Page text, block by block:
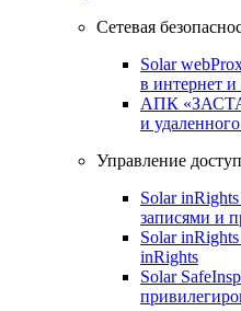
Сетевая
Solar
в интернет и
АПК
и
Управление
Solar inRights
записями и
Solar
inRights
Solar